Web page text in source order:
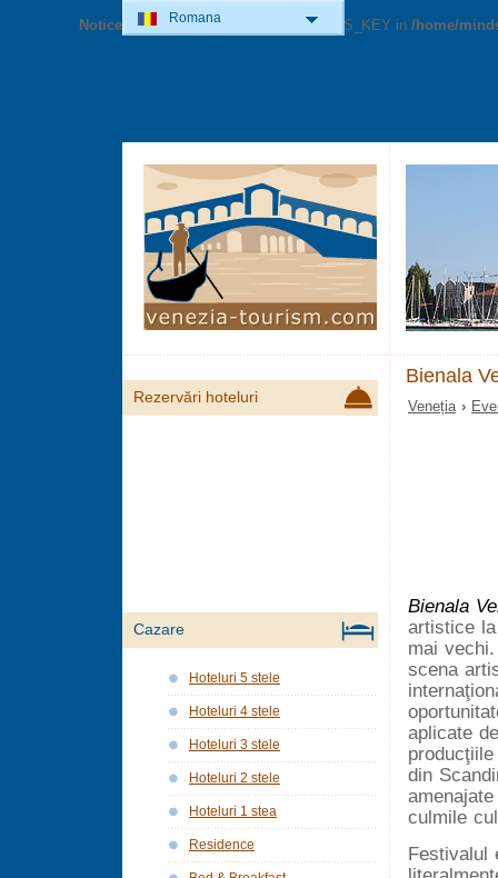
Notice: Undefined variable: GOOG_MAPS_KEY in /home/
Bienala
Veneția ›
Bienala
artistice
mai
scena
aplicate
din
culmile
Festivalul
Rezervări hoteluri
Cazare
Hoteluri 5 stele
Hoteluri 4 stele
Hoteluri 3 stele
Hoteluri 2 stele
Hoteluri 1 stea
Residence
Romana